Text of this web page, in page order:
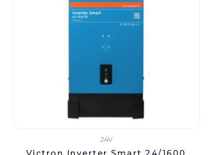
24V
Victron Inverter Smart 24/1600